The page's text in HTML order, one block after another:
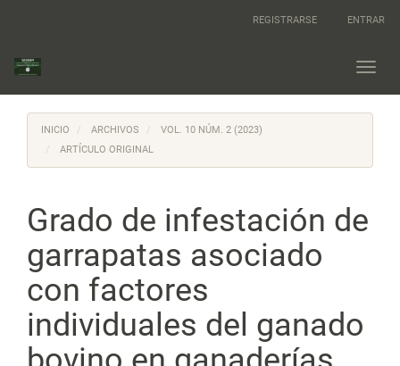
principal
Barra
lateral
REGISTRARSE ENTRAR
INICIO ARCHIVOS
VOL. 10 NÚM. 2 (2023)
ARTÍCULO ORIGINAL
Grado de infestación de
garrapatas asociado
con factores
individuales del ganado